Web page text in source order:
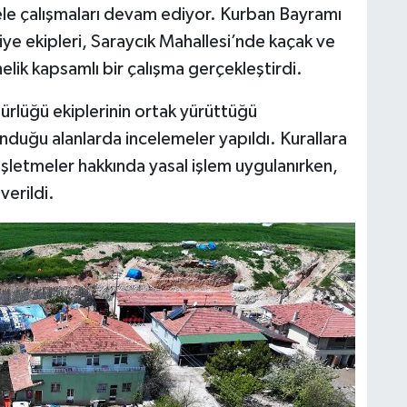
çalışmaları devam ediyor. Kurban Bayramı
ekipleri, Saraycık Mahallesi’nde kaçak ve
kapsamlı bir çalışma gerçekleştirdi.
ekiplerinin ortak yürüttüğü
alanlarda incelemeler yapıldı. Kurallara
hakkında yasal işlem uygulanırken,
verildi.